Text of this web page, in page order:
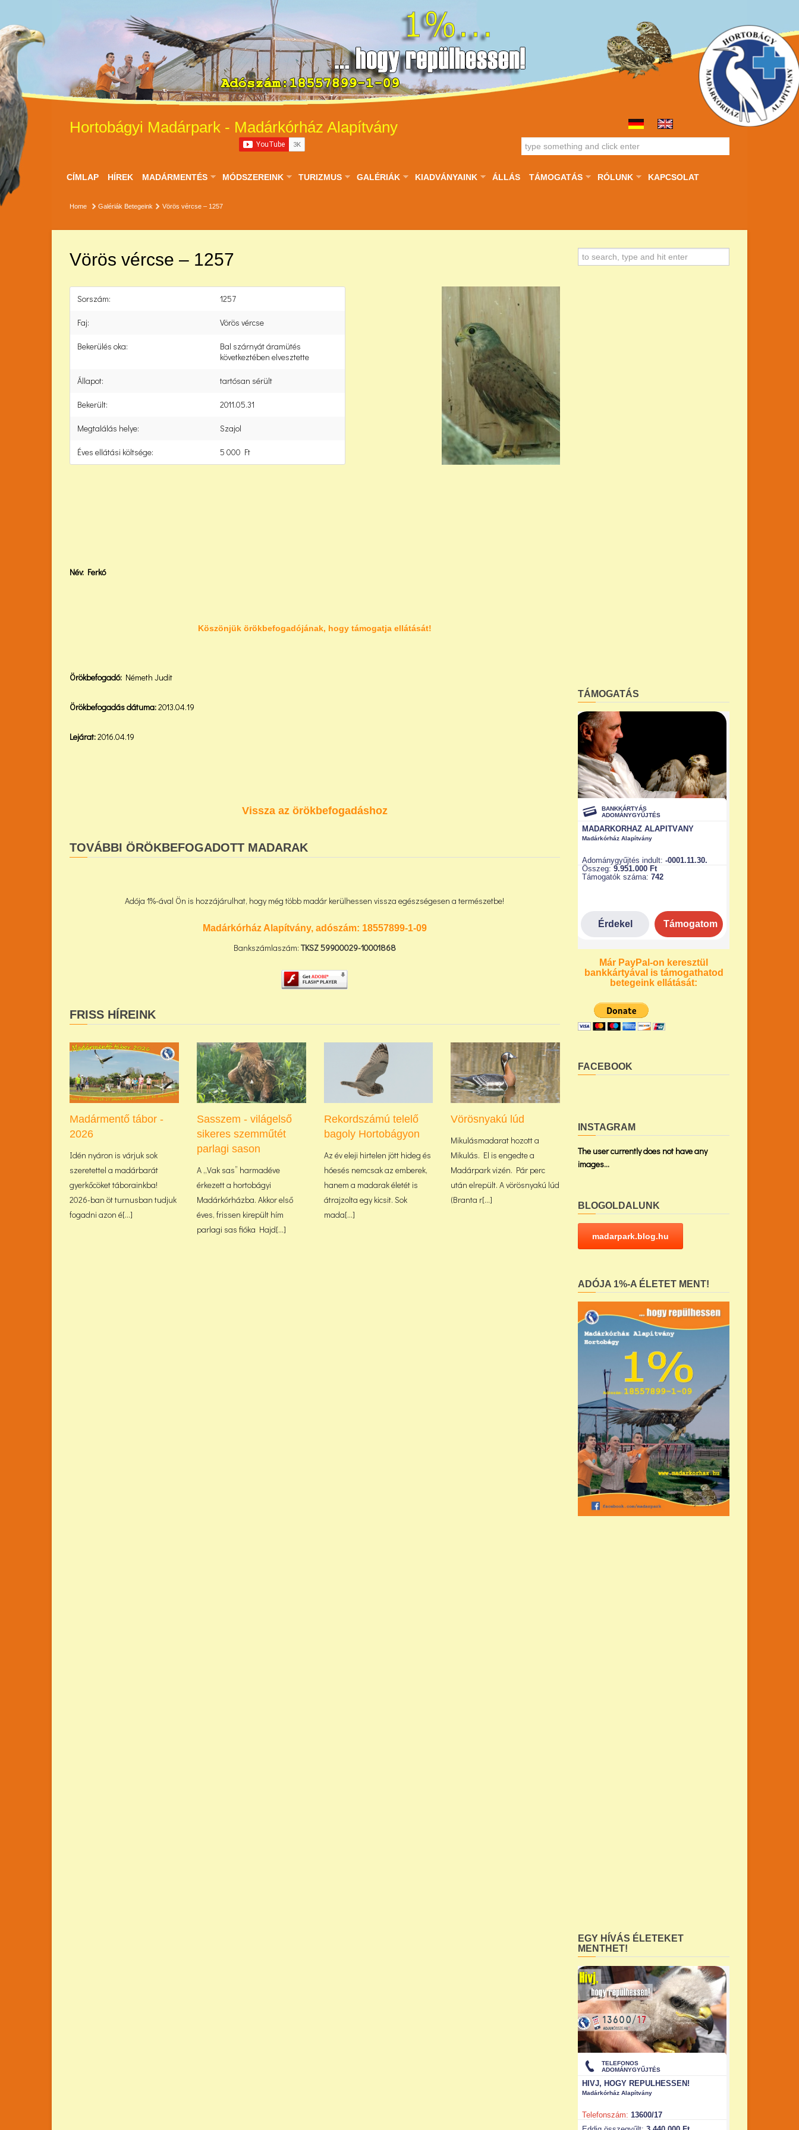
Hortobágyi Madárpark - Madárkórház Alapítvány
CÍMLAP HÍREK MADÁRMENTÉS MÓDSZEREINK TURIZMUS GALÉRIÁK KIADVÁNYAINK ÁLLÁS TÁMOGATÁS RÓLUNK KAPCSOLAT
Home Galériák Betegeink Vörös vércse – 1257
Vörös vércse – 1257
Sorszám: 1257
Faj: Vörös vércse
Bekerülés oka:
Bal szárnyát áramütés
következtében elvesztette
Állapot: tartósan sérült
Bekerült: 2011.05.31
Megtalálás helye: Szajol
Éves ellátási költsége: 5 000 Ft
Név: Ferkó
Köszönjük örökbefogadójának, hogy támogatja ellátását!
Örökbefogadó: Németh Judit
Örökbefogadás dátuma:2013.04.19
Lejárat:2016.04.19
Vissza az örökbefogadáshoz
TOVÁBBI ÖRÖKBEFOGADOTT MADARAK
Adója 1%-ával Ön is hozzájárulhat, hogy még több madár kerülhessen vissza egészségesen a természetbe!
Madárkórház Alapítvány, adószám: 18557899-1-09
Bankszámlaszám: TKSZ59900029-10001868
FRISS HÍREINK
Madármentő tábor -
2026
Idén nyáron is várjuk sok
szeretettel a madárbarát
gyerkőcöket táborainkba!
2026-ban öt turnusban tudjuk
fogadni azon é[...]
Sasszem - világelső
sikeres szemműtét
parlagi sason
A „Vak sas” harmadéve
érkezett a hortobágyi
Madárkórházba. Akkor első
éves, frissen kirepült hím
parlagi sas fióka Hajd[...]
Rekordszámú telelő
bagoly Hortobágyon
Az év eleji hirtelen jött hideg és
hóesés nemcsak az emberek,
hanem a madarak életét is
átrajzolta egy kicsit. Sok
mada[...]
Vörösnyakú lúd
Mikulásmadarat hozott a
Mikulás. El is engedte a
Madárpark vizén. Pár perc
után elrepült. A vörösnyakú lúd
(Branta r[...]
TÁMOGATÁS
Már PayPal-on keresztül
bankkártyával is támogathatod
betegeink ellátását:
FACEBOOK
INSTAGRAM
The user currently does not have any
images...
BLOGOLDALUNK
madarpark.blog.hu
ADÓJA 1%-A ÉLETET MENT!
EGY HÍVÁS ÉLETEKET
MENTHET!